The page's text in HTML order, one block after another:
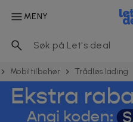
MENY
Mobiltilbehør Trådløs lading